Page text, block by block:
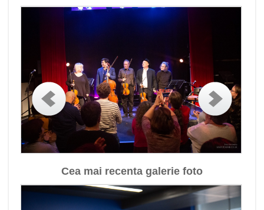
Cea mai recenta galerie foto